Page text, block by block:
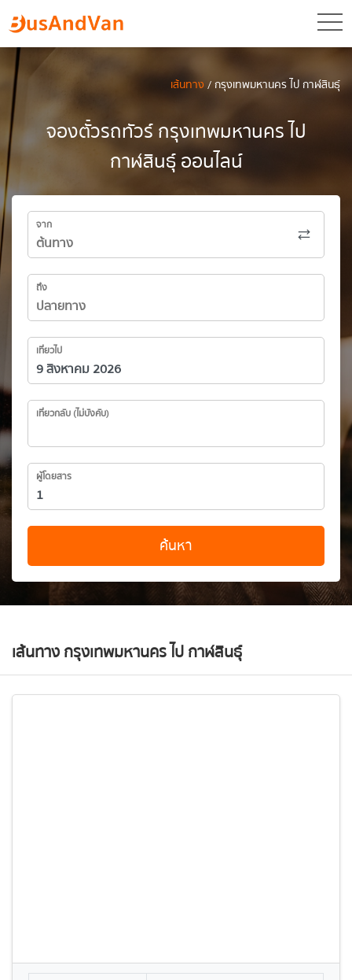
เส้นทาง/ กรุงเทพมหานคร ไป กาฬสินธุ์
จองตั๋วรถทัวร์ กรุงเทพมหานคร ไป
กาฬสินธุ์ ออนไลน์
จาก
ถึง
เที่ยวไป
เที่ยวกลับ (ไม่บังคับ)
ผู้โดยสาร
ค้นหา
เส้นทาง กรุงเทพมหานคร ไป กาฬสินธุ์